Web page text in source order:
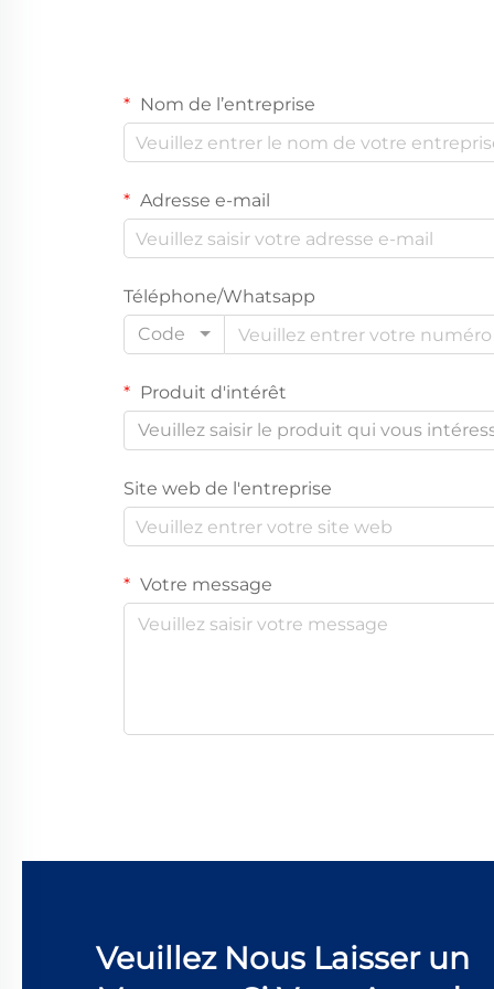
Nom de l’entreprise
Adresse e-mail
Téléphone/Whatsapp
Code
Produit d'intérêt
Veuillez saisir le produit qui vous
Site web de l'entreprise
Votre message
Veuillez Nous Laisser un